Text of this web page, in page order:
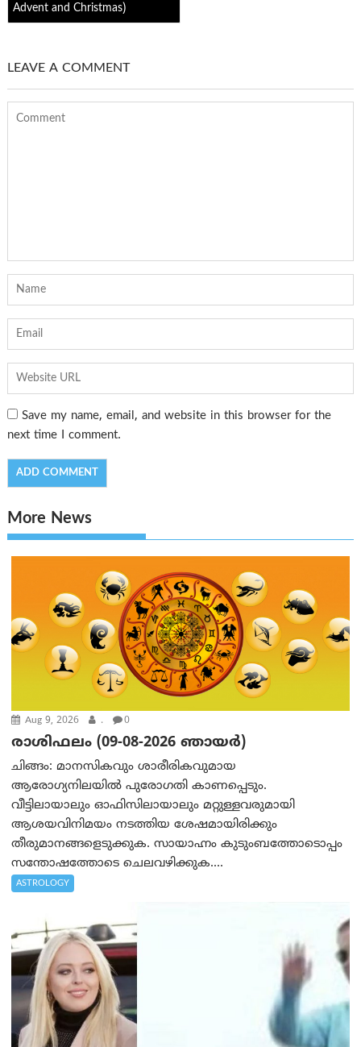
Advent and Christmas)
LEAVE A COMMENT
Save my name, email, and website in this browser for the
next time I comment.
More News
Aug 9, 2026 . 0
രാശിഫലം (09-08-2026 ഞായര്‍)
ചിങ്ങം: മാനസികവും ശാരീരികവുമായ
ആരോഗ്യനിലയിൽ പുരോഗതി കാണപ്പെടും.
വീട്ടിലായാലും ഓഫിസിലായാലും മറ്റുള്ളവരുമായി
ആശയവിനിമയം നടത്തിയ ശേഷമായിരിക്കും
തീരുമാനങ്ങളെടുക്കുക. സായാഹ്നം കുടുംബത്തോടൊപ്പം
സന്തോഷത്തോടെ ചെലവഴിക്കുക....
ASTROLOGY